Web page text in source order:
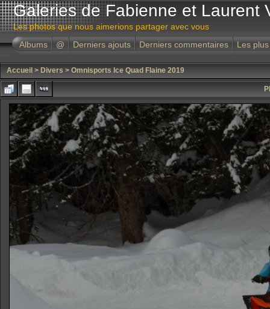
Galeries de Fabienne et Laurent
Les photos que nous aimerions partager avec vous
Albums
@ Derniers ajouts Derniers commentaires Les
Accueil > Divers > Omnisports Ice Quad Flaine 2019